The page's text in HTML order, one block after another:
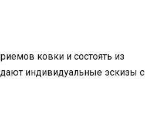
ковки и состоять из
индивидуальные эскизы с